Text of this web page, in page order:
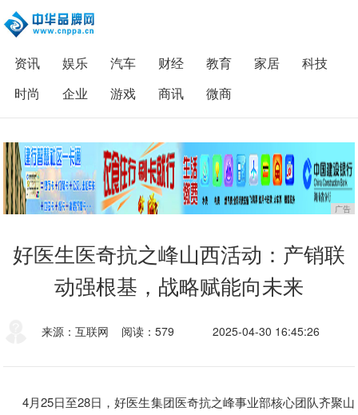
资讯 娱乐 汽车 财经 教育 家居
科技
时尚
企业 游戏 商讯 微商
广告
好医生医奇抗之峰山西活动：产销联
动强根基，战略赋能向未来
来源：互联网 阅读：579 2025-04-30 16:45:26
4月25日至28日，好医生集团医奇抗之峰事业部核心团队齐聚山